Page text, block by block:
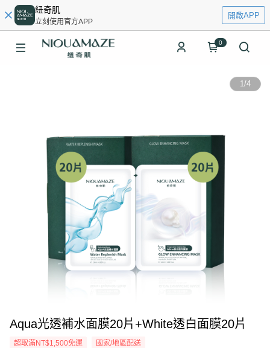
紐奇肌
立刻使用官方APP
開啟APP
0
1/4
Aqua光透補水面膜20片+White透白面膜20片
超取滿NT$1,500免運 國家/地區配送